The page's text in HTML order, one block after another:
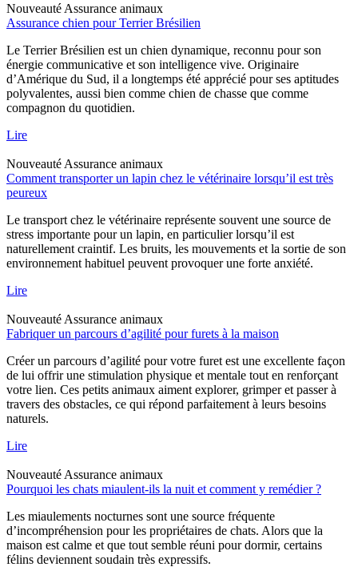
Nouveauté Assurance animaux
Assurance chien pour Terrier Brésilien
Le Terrier Brésilien est un chien dynamique, reconnu pour son
énergie communicative et son intelligence vive. Originaire
d’Amérique du Sud, il a longtemps été apprécié pour ses aptitudes
polyvalentes, aussi bien comme chien de chasse que comme
compagnon du quotidien.
Lire
Nouveauté Assurance animaux
Comment transporter un lapin chez le vétérinaire lorsqu’il est très
peureux
Le transport chez le vétérinaire représente souvent une source de
stress importante pour un lapin, en particulier lorsqu’il est
naturellement craintif. Les bruits, les mouvements et la sortie de son
environnement habituel peuvent provoquer une forte anxiété.
Lire
Nouveauté Assurance animaux
Fabriquer un parcours d’agilité pour furets à la maison
Créer un parcours d’agilité pour votre furet est une excellente façon
de lui offrir une stimulation physique et mentale tout en renforçant
votre lien. Ces petits animaux aiment explorer, grimper et passer à
travers des obstacles, ce qui répond parfaitement à leurs besoins
naturels.
Lire
Nouveauté Assurance animaux
Pourquoi les chats miaulent-ils la nuit et comment y remédier ?
Les miaulements nocturnes sont une source fréquente
d’incompréhension pour les propriétaires de chats. Alors que la
maison est calme et que tout semble réuni pour dormir, certains
félins deviennent soudain très expressifs.